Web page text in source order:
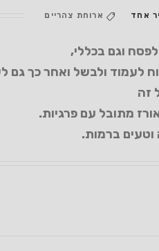
אחד ארוחת צהריים
וגם בכללי,
ולבשל ואחר כך גם
זה
מתובל עם פרגיות.
וטעים ברמות.